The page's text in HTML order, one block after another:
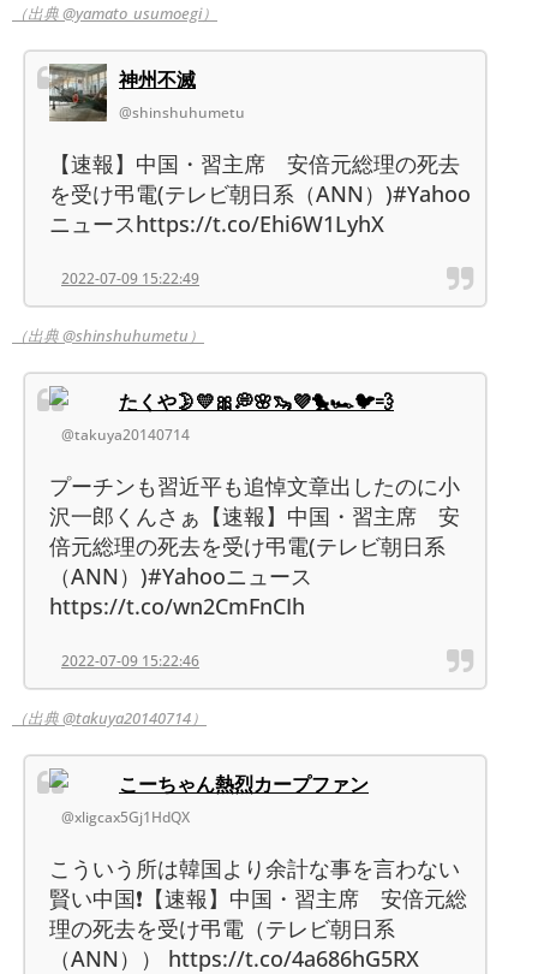
（出典 @yamato_usumoegi）
神州不滅
@shinshuhumetu
【速報】中国・習主席 安倍元総理の死去
を受け弔電(テレビ朝日系（ANN）)#Yahoo
ニュースhttps://t.co/Ehi6W1LyhX
2022-07-09 15:22:49
（出典 @shinshuhumetu）
たくや🌛💛🎀💭🌸🦦💜🐤🏎🐦💨
@takuya20140714
プーチンも習近平も追悼文章出したのに小
沢一郎くんさぁ【速報】中国・習主席 安
倍元総理の死去を受け弔電(テレビ朝日系
（ANN）)#Yahooニュース
https://t.co/wn2CmFnCIh
2022-07-09 15:22:46
（出典 @takuya20140714）
こーちゃん熱烈カープファン
@xligcax5Gj1HdQX
こういう所は韓国より余計な事を言わない
賢い中国❗【速報】中国・習主席 安倍元総
理の死去を受け弔電（テレビ朝日系
（ANN）） https://t.co/4a686hG5RX